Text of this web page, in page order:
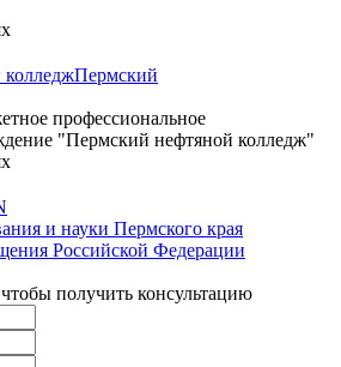
Пермский
профессиональное
"Пермский нефтяной колледж"
и науки Пермского края
Российской Федерации
получить консультацию